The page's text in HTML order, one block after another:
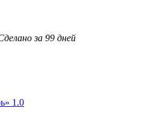
за 99 дней
1.0